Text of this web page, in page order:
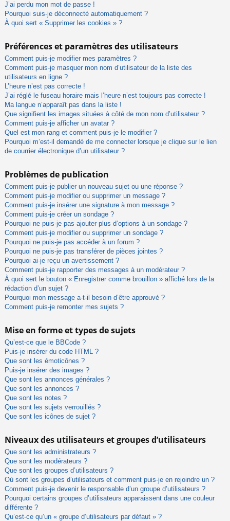
J’ai perdu mon mot de passe !
Pourquoi suis-je déconnecté automatiquement ?
À quoi sert « Supprimer les cookies » ?
Préférences et paramètres des utilisateurs
Comment puis-je modifier mes paramètres ?
Comment puis-je masquer mon nom d’utilisateur de la liste des
utilisateurs en ligne ?
L’heure n’est pas correcte !
J’ai réglé le fuseau horaire mais l’heure n’est toujours pas correcte !
Ma langue n’apparaît pas dans la liste !
Que signifient les images situées à côté de mon nom d’utilisateur ?
Comment puis-je afficher un avatar ?
Quel est mon rang et comment puis-je le modifier ?
Pourquoi m’est-il demandé de me connecter lorsque je clique sur le lien
de courrier électronique d’un utilisateur ?
Problèmes de publication
Comment puis-je publier un nouveau sujet ou une réponse ?
Comment puis-je modifier ou supprimer un message ?
Comment puis-je insérer une signature à mon message ?
Comment puis-je créer un sondage ?
Pourquoi ne puis-je pas ajouter plus d’options à un sondage ?
Comment puis-je modifier ou supprimer un sondage ?
Pourquoi ne puis-je pas accéder à un forum ?
Pourquoi ne puis-je pas transférer de pièces jointes ?
Pourquoi ai-je reçu un avertissement ?
Comment puis-je rapporter des messages à un modérateur ?
À quoi sert le bouton « Enregistrer comme brouillon » affiché lors de la
rédaction d’un sujet ?
Pourquoi mon message a-t-il besoin d’être approuvé ?
Comment puis-je remonter mes sujets ?
Mise en forme et types de sujets
Qu’est-ce que le BBCode ?
Puis-je insérer du code HTML ?
Que sont les émoticônes ?
Puis-je insérer des images ?
Que sont les annonces générales ?
Que sont les annonces ?
Que sont les notes ?
Que sont les sujets verrouillés ?
Que sont les icônes de sujet ?
Niveaux des utilisateurs et groupes d’utilisateurs
Que sont les administrateurs ?
Que sont les modérateurs ?
Que sont les groupes d’utilisateurs ?
Où sont les groupes d’utilisateurs et comment puis-je en rejoindre un ?
Comment puis-je devenir le responsable d’un groupe d’utilisateurs ?
Pourquoi certains groupes d’utilisateurs apparaissent dans une couleur
différente ?
Qu’est-ce qu’un « groupe d’utilisateurs par défaut » ?